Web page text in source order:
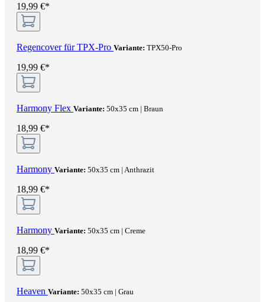
19,99 €*
Regencover für TPX-Pro Variante: TPX50-Pro
19,99 €*
Harmony Flex Variante: 50x35 cm | Braun
18,99 €*
Harmony Variante: 50x35 cm | Anthrazit
18,99 €*
Harmony Variante: 50x35 cm | Creme
18,99 €*
Heaven Variante: 50x35 cm | Grau